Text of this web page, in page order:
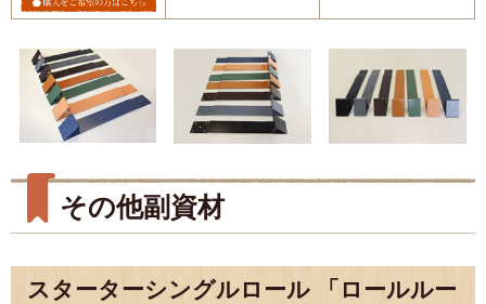
その他副資材
スターターシングルロール 「ロールルー